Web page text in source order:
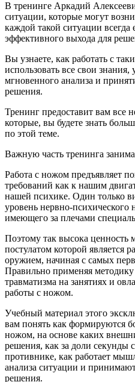
В тренинге Аркадий
ситуации, которые могут
каждой такой ситуации всегда
эффективного выхода для
Вы узнаете, как работать с
использовать все свои
мгновенного анализа и
решения.
Тренинг предоставит вам все
которые, вы будете знать
по этой теме.
Важную часть тренинга
Работа с ножом предъявляет
требований как к нашим
нашей психике. Один только
уровень нервно-психического
имеющего за плечами
Поэтому так высока ценность
постулатом которой является
оружием, начиная с самых
Правильно применяя
травматизма на занятиях и
работы с ножом.
Учебный материал этого
вам понять как формируются
ножом, на основе каких
решения, как за доли секунды
противнике, как работает
анализа ситуации и
решения.